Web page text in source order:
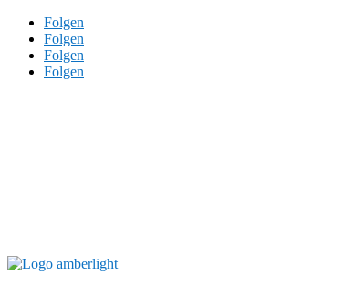
Folgen
Folgen
Folgen
Folgen